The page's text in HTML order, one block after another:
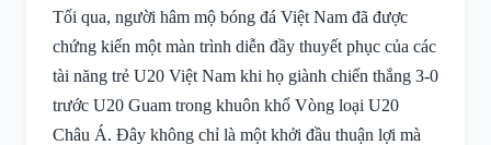
Tối qua, người hâm mộ bóng đá Việt Nam đã được
chứng kiến một màn trình diễn đầy thuyết phục của các
tài năng trẻ U20 Việt Nam khi họ giành chiến thắng 3-0
trước U20 Guam trong khuôn khổ Vòng loại U20
Châu Á. Đây không chỉ là một khởi đầu thuận lợi mà